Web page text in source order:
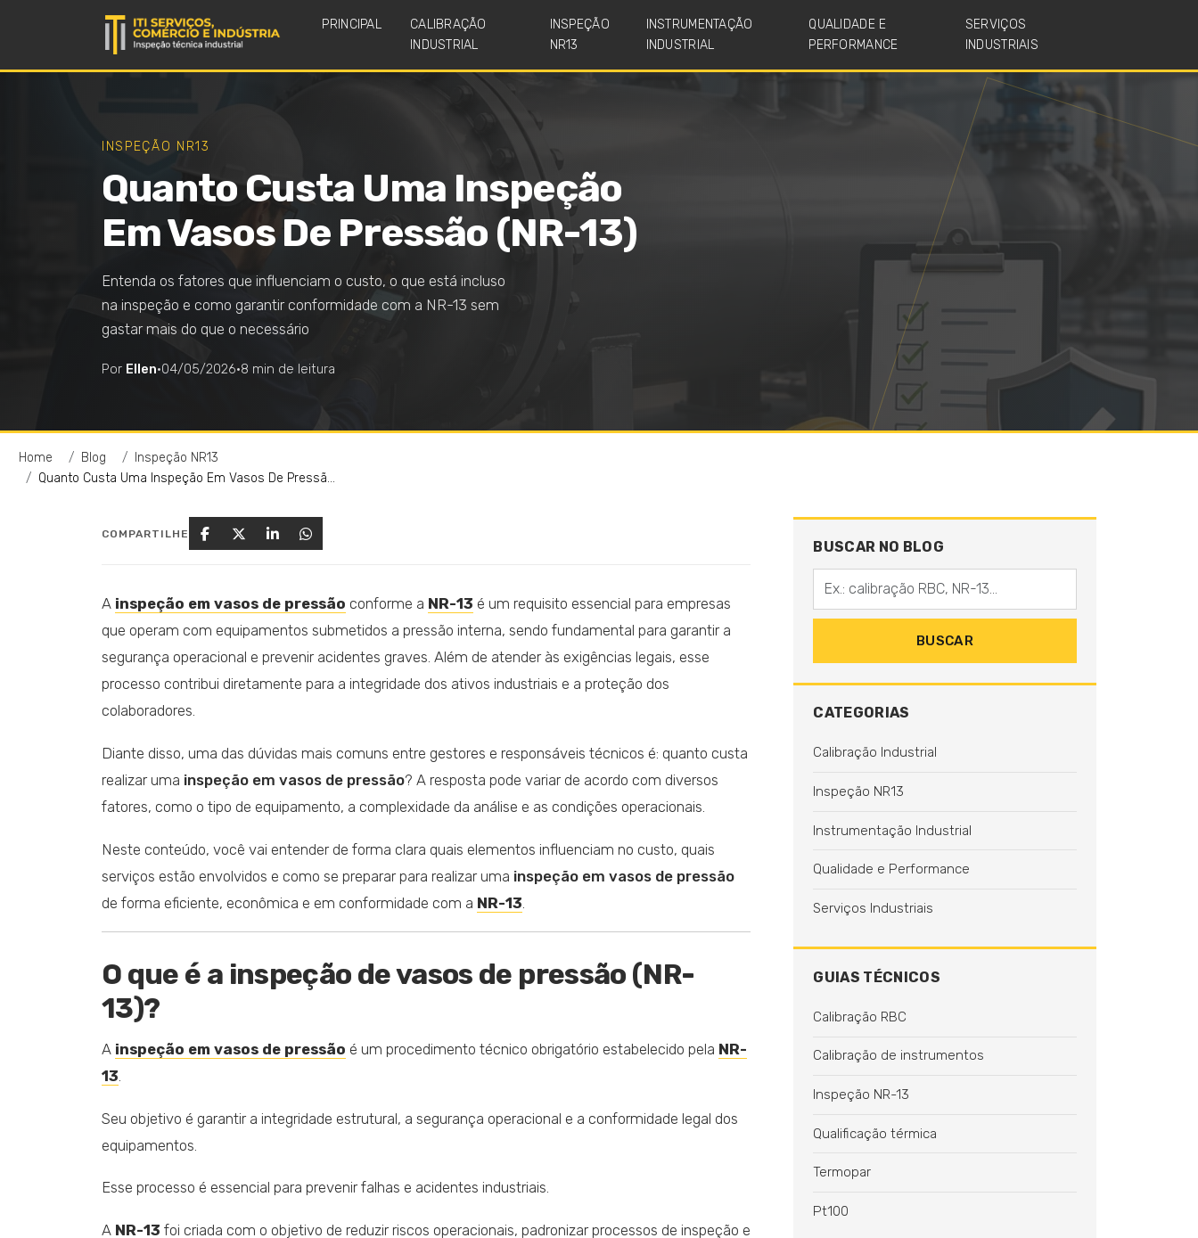
PRINCIPAL
CALIBRAÇÃO
INDUSTRIAL
INSPEÇÃO
NR13
INSTRUMENTAÇÃO
INDUSTRIAL
QUALIDADE E
PERFORMANCE
SERVIÇOS
INDUSTRIAIS
INSPEÇÃO NR13
Quanto Custa Uma Inspeção
Em Vasos De Pressão (NR-13)
Entenda os fatores que influenciam o custo, o que está incluso
na inspeção e como garantir conformidade com a NR-13 sem
gastar mais do que o necessário
Por Ellen·04/05/2026·8 min de leitura
Home Blog
Inspeção NR13
Quanto Custa Uma Inspeção Em Vasos De Pressão (NR-13)
COMPARTILHE
A inspeção em vasos de pressão conforme a NR-13 é um requisito essencial para empresas
que operam com equipamentos submetidos a pressão interna, sendo fundamental para garantir a
segurança operacional e prevenir acidentes graves. Além de atender às exigências legais, esse
processo contribui diretamente para a integridade dos ativos industriais e a proteção dos
colaboradores.
Diante disso, uma das dúvidas mais comuns entre gestores e responsáveis técnicos é: quanto custa
realizar uma inspeção em vasos de pressão? A resposta pode variar de acordo com diversos
fatores, como o tipo de equipamento, a complexidade da análise e as condições operacionais.
Neste conteúdo, você vai entender de forma clara quais elementos influenciam no custo, quais
serviços estão envolvidos e como se preparar para realizar uma inspeção em vasos de pressão
de forma eficiente, econômica e em conformidade com a NR-13
O que é a inspeção de vasos de pressão (NR-
13)?
A inspeção em vasos de pressão é um procedimento técnico obrigatório estabelecido pela NR-
13.
Seu objetivo é garantir a integridade estrutural, a segurança operacional e a conformidade legal dos
equipamentos.
Esse processo é essencial para prevenir falhas e acidentes industriais.
A NR-13 foi criada com o objetivo de reduzir riscos operacionais, padronizar processos de inspeção e
BUSCAR NO BLOG
Digite sua busca
BUSCAR
CATEGORIAS
Calibração Industrial
Inspeção NR13
Instrumentação Industrial
Qualidade e Performance
Serviços Industriais
GUIAS TÉCNICOS
Calibração RBC
Calibração de instrumentos
Inspeção NR-13
Qualificação térmica
Termopar
Pt100